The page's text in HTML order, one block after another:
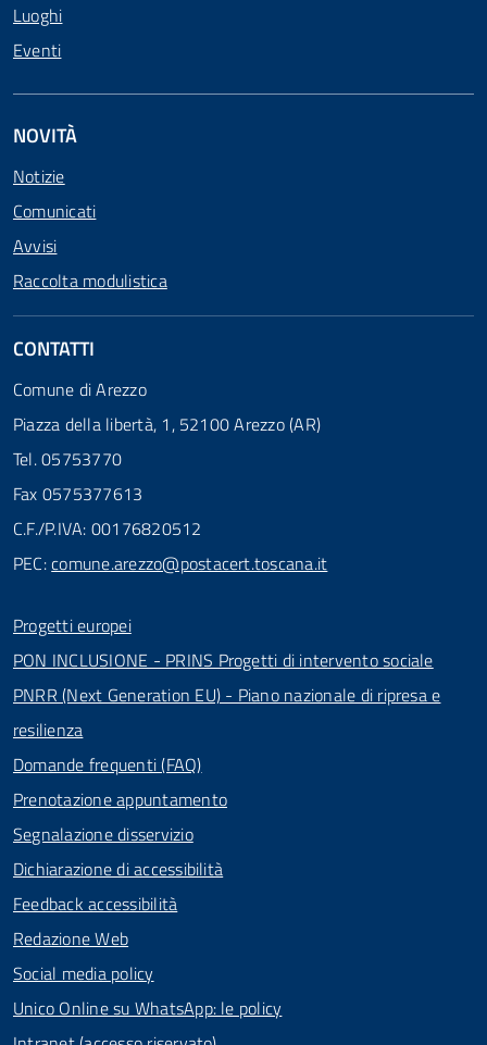
Luoghi
Eventi
NOVITÀ
Notizie
Comunicati
Avvisi
Raccolta modulistica
CONTATTI
Comune di Arezzo
Piazza della libertà, 1, 52100 Arezzo (AR)
Tel. 05753770
Fax 0575377613
C.F./P.IVA: 00176820512
PEC:comune.arezzo@postacert.toscana.it
Progetti europei
PON INCLUSIONE - PRINS Progetti di intervento sociale
PNRR (Next Generation EU) - Piano nazionale di ripresa e
resilienza
Domande frequenti (FAQ)
Prenotazione appuntamento
Segnalazione disservizio
Dichiarazione di accessibilità
Feedback accessibilità
Redazione Web
Social media policy
Unico Online su WhatsApp: le policy